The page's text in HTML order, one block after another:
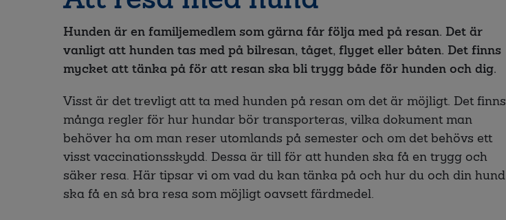
Hunden är en familjemedlem som gärna får följa med på resan. Det är
vanligt att hunden tas med på bilresan, tåget, flyget eller båten. Det finns
mycket att tänka på för att resan ska bli trygg både för hunden och dig.
Visst är det trevligt att ta med hunden på resan om det är möjligt. Det finns
många regler för hur hundar bör transporteras, vilka dokument man
behöver ha om man reser utomlands på semester och om det behövs ett
visst vaccinationsskydd. Dessa är till för att hunden ska få en trygg och
säker resa. Här tipsar vi om vad du kan tänka på och hur du och din hund
ska få en så bra resa som möjligt oavsett färdmedel.